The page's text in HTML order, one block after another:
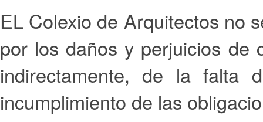
EL Colexio de Arquitectos no
por los daños y perjuicios de
indirectamente, de la falta
incumplimiento de las